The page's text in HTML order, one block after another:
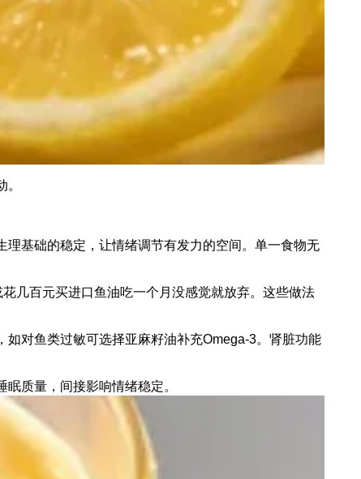
基础的稳定，让情绪调节有发力的空间。单一食物无
几百元买进口鱼油吃一个月没感觉就放弃。这些做法
对鱼类过敏可选择亚麻籽油补充Omega-3。肾脏功能
质量，间接影响情绪稳定。